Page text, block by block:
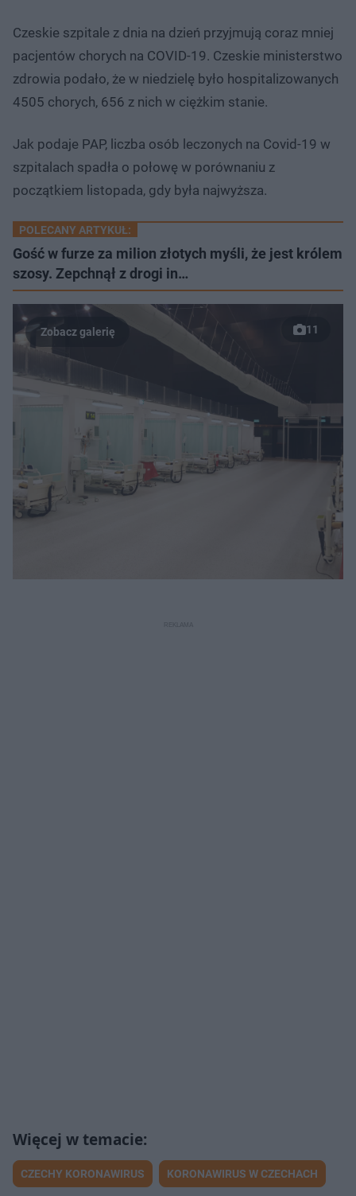
Czeskie szpitale z dnia na dzień przyjmują coraz mniej
pacjentów chorych na COVID-19. Czeskie ministerstwo
zdrowia podało, że w niedzielę było hospitalizowanych
4505 chorych, 656 z nich w ciężkim stanie.
Jak podaje PAP, liczba osób leczonych na Covid-19 w
szpitalach spadła o połowę w porównaniu z
początkiem listopada, gdy była najwyższa.
POLECANY ARTYKUŁ:
Gość w furze za milion złotych myśli, że jest królem
szosy. Zepchnął z drogi in…
11
CZECHY KORONAWIRUS KORONAWIRUS W CZECHACH